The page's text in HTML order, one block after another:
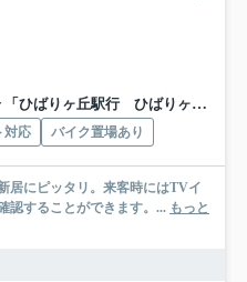
ヶ丘駅行 ひばりヶ丘駅」 停歩6分
対応 バイク置場あり
居にピッタリ。来客時にはTVイ
認することができます。... もっと